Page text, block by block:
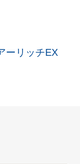
ーリッチEX